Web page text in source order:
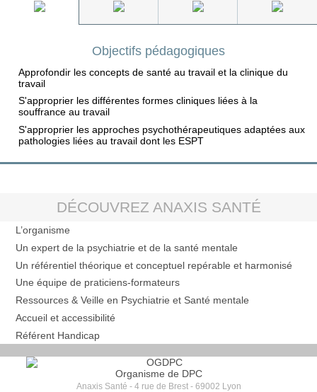
Objectifs pédagogiques
Approfondir les concepts de santé au travail et la clinique du
travail
S'approprier les différentes formes cliniques liées à la
souffrance au travail
S'approprier les approches psychothérapeutiques adaptées aux
pathologies liées au travail dont les ESPT
DÉCOUVREZ ANAXIS SANTÉ
L’organisme
Un expert de la psychiatrie et de la santé mentale
Un référentiel théorique et conceptuel repérable et harmonisé
Une équipe de praticiens-formateurs
Ressources & Veille en Psychiatrie et Santé mentale
Accueil et accessibilité
Référent Handicap
Organisme de DPC
Anaxis Santé - 4 rue de Brest - 69002 Lyon